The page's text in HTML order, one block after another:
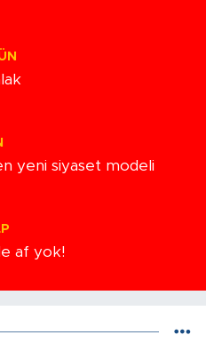
yeni siyaset modeli
af yok!